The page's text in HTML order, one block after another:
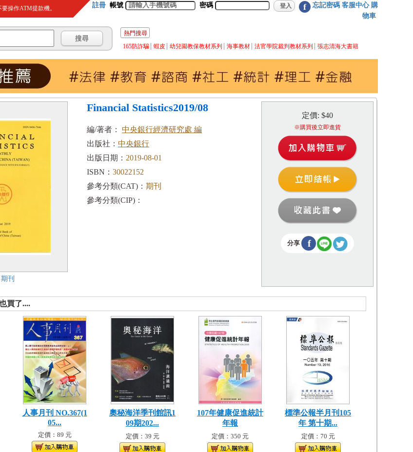
操作ATM提款機。 註冊 帳號 密碼 f 忘記密碼 客服中心 購
物車
熱門搜尋
165防詐騙
蝦皮 幼兒園教保教材系列 海事教材 法官學院裁判教材系列 張志清海大書籍
期刊
Financial Statistics2019/08
編/著者： 中央銀行經濟研究處 編
出版社： 中央銀行
出版日期： 2019-08-01
ISBN： 30022152
參考分類(CAT)： 期刊
參考分類(CIP)：
定價: $40
※購買後立即進貨
分享 f
買了....
人事月刊 NO.367(1
05...
定價：89 元
奧秘海洋季刊館訊1
09期202...
定價：39 元
107年健康促進統計
年報
定價：350 元
標準公報半月刊105
年 第十期...
定價：70 元